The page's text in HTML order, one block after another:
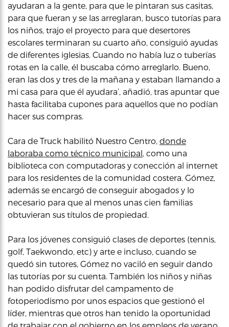
ayudaran a la gente, para que le pintaran sus casitas,
para que fueran y se las arreglaran, busco tutorías para
los niños, trajo el proyecto para que desertores
escolares terminaran su cuarto año, consiguió ayudas
de diferentes iglesias. Cuando no había luz o tuberías
rotas en la calle, él buscaba cómo arreglarlo. Bueno,
eran las dos y tres de la mañana y estaban llamando a
mi casa para que él ayudara’, añadió, tras apuntar que
hasta facilitaba cupones para aquellos que no podían
hacer sus compras.
Cara de Truck habilitó Nuestro Centro, donde
laboraba como técnico municipal, como una
biblioteca con computadoras y conección al internet
para los residentes de la comunidad costera. Gómez,
además se encargó de conseguir abogados y lo
necesario para que al menos unas cien familias
obtuvieran sus títulos de propiedad.
Para los jóvenes consiguió clases de deportes (tennis,
golf, Taekwondo, etc) y arte e incluso, cuando se
quedó sin tutores, Gómez no vaciló en seguir dando
las tutorías por su cuenta. También los niños y niñas
han podido disfrutar del campamento de
fotoperiodismo por unos espacios que gestionó el
líder, mientras que otros han tenido la oportunidad